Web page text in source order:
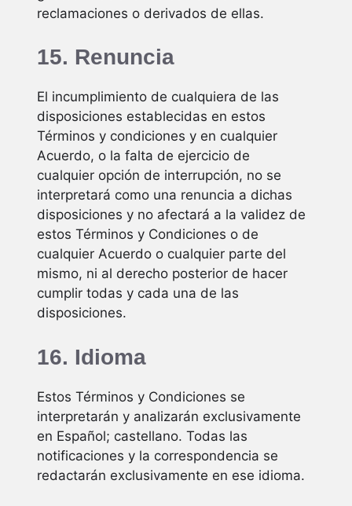
reclamaciones o derivados de ellas.
15. Renuncia
El incumplimiento de cualquiera de las
disposiciones establecidas en estos
Términos y condiciones y en cualquier
Acuerdo, o la falta de ejercicio de
cualquier opción de interrupción, no se
interpretará como una renuncia a dichas
disposiciones y no afectará a la validez de
estos Términos y Condiciones o de
cualquier Acuerdo o cualquier parte del
mismo, ni al derecho posterior de hacer
cumplir todas y cada una de las
disposiciones.
16. Idioma
Estos Términos y Condiciones se
interpretarán y analizarán exclusivamente
en Español; castellano. Todas las
notificaciones y la correspondencia se
redactarán exclusivamente en ese idioma.